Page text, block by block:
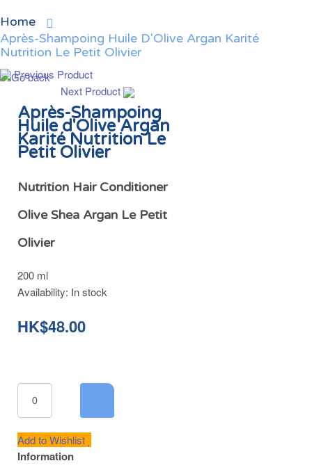
Home
Après-Shampoing Huile D'Olive Argan Karité
Nutrition Le Petit Olivier
Previous Product
Next Product
Après-Shampoing
Huile d'Olive Argan
Karité Nutrition Le
Petit Olivier
Nutrition Hair Conditioner
Olive Shea Argan Le Petit
Olivier
200 ml
Availability: In stock
HK$48.00
Add to Wishlist
Information